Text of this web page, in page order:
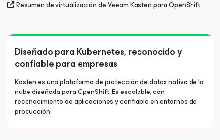
Resumen de virtualización de Veeam Kasten para OpenShift
Diseñado para Kubernetes, reconocido y
confiable para empresas
Kasten es una plataforma de protección de datos nativa de la
nube diseñada para OpenShift. Es escalable, con
reconocimiento de aplicaciones y confiable en entornos de
producción.